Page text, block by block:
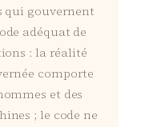
qui gouvernent
adéquat de
: la réalité
comporte
et des
; le code ne